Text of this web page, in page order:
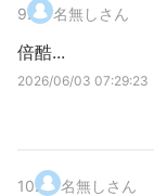
9. 名無しさん
倍酷...
2026/06/03 07:29:23
10. 名無しさん